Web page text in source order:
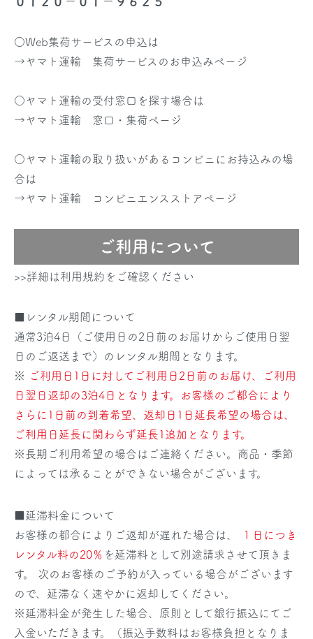
○Web集荷サービスの申込は
→ヤマト運輸 集荷サービスのお申込みページ
○ヤマト運輸の受付窓口を探す場合は
→ヤマト運輸 窓口・集荷ページ
○ヤマト運輸の取り扱いがあるコンビニにお持込みの場
合は
→ヤマト運輸 コンビニエンスストアページ
ご利用について
>>詳細は利用規約をご確認ください
■レンタル期間について
通常3泊4日（ご使用日の2日前のお届けからご使用日翌
日のご返送まで）のレンタル期間となります。
※
ご利用日1日に対してご利用日2日前のお届け、ご利用
日翌日返却の3泊4日となります。お客様のご都合により
さらに1日前の到着希望、返却日1日延長希望の場合は、
ご利用日延長に関わらず延長1追加となります。
※長期ご利用希望の場合はご連絡ください。商品・季節
によっては承ることができない場合がございます。
■延滞料金について
お客様の都合によりご返却が遅れた場合は、
１日につき
レンタル料の20％ を延滞料として別途請求させて頂きま
す。 次のお客様のご予約が入っている場合がございます
ので、延滞なく速やかに返却してください。
※延滞料金が発生した場合、原則として銀行振込にてご
入金いただきます。（振込手数料はお客様負担となりま